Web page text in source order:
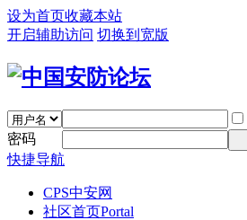
设为首页收藏本站
开启辅助访问 切换到宽版
密码
快捷导航
CPS中安网
社区首页Portal